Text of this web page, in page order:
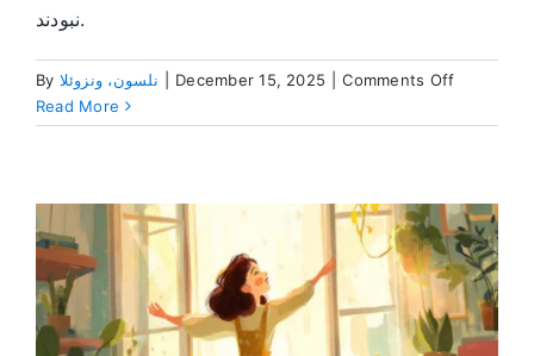
نبودند.
By نلسون، ونزوئلا December 15, 2025 Comments Offon
کجاست؟
Read More